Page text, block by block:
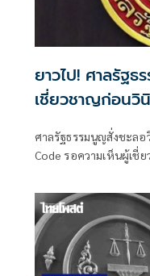
ยาวไป! ศาลรัฐ
เชี่ยวชาญก่อนวิ
ศาลรัฐธรรมนูญสั่งชะลอ
Code รอความเห็นผู้เชี่